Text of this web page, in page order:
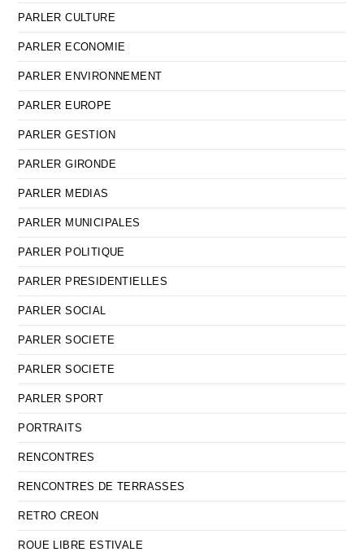
PARLER CULTURE
PARLER ECONOMIE
PARLER ENVIRONNEMENT
PARLER EUROPE
PARLER GESTION
PARLER GIRONDE
PARLER MEDIAS
PARLER MUNICIPALES
PARLER POLITIQUE
PARLER PRESIDENTIELLES
PARLER SOCIAL
PARLER SOCIETE
PARLER SOCIETE
PARLER SPORT
PORTRAITS
RENCONTRES
RENCONTRES DE TERRASSES
RETRO CREON
ROUE LIBRE ESTIVALE